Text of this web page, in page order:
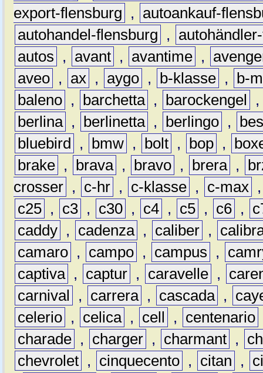
export-flensburg
,
autoankauf-
autohandel-flensburg
,
autos
, avant , avantime ,
aveo , ax , aygo , b-klasse ,
b-
baleno , barchetta , barockengel
berlina , berlinetta , berlingo ,
bluebird
, bmw , bolt , bop ,
brake , brava , bravo , brera ,
crosser , c-hr , c-klasse , c-max
c25 , c3 , c30 , c4 , c5 , c6 ,
caddy , cadenza , caliber ,
camaro , campo , campus ,
captiva , captur , caravelle ,
carnival
, carrera , cascada ,
celerio , celica , cell , centenario
charade , charger , charmant ,
chevrolet , cinquecento , citan ,